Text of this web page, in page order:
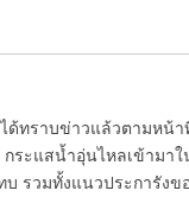
ทราบข่าวแล้วตามหน้
ระแสน้ำอุ่นไหลเข้ามา
รวมทั้งแนวประการัง